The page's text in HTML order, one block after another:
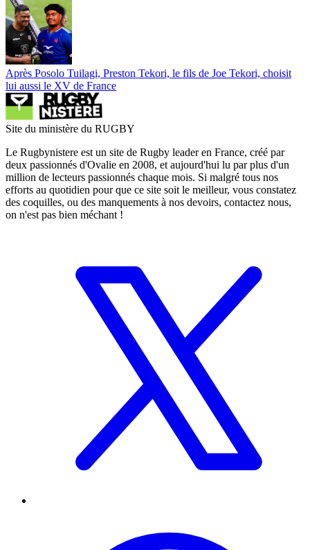
Après Posolo Tuilagi, Preston Tekori, le fils de Joe Tekori, choisit
lui aussi le XV de France
Site du ministère du RUGBY
Le Rugbynistere est un site de Rugby leader en France, créé par
deux passionnés d'Ovalie en 2008, et aujourd'hui lu par plus d'un
million de lecteurs passionnés chaque mois. Si malgré tous nos
efforts au quotidien pour que ce site soit le meilleur, vous constatez
des coquilles, ou des manquements à nos devoirs, contactez nous,
on n'est pas bien méchant !